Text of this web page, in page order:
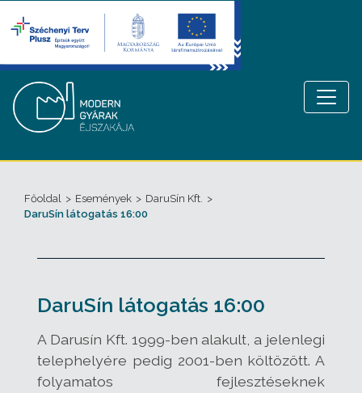
Főoldal > Események > DaruSín Kft. >
DaruSín látogatás 16:00
DaruSín látogatás 16:00
A Darusín Kft. 1999-ben alakult, a jelenlegi
telephelyére pedig 2001-ben költözött. A
folyamatos fejlesztéseknek